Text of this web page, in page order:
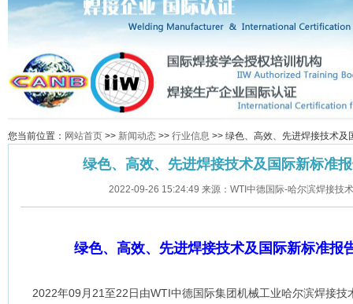
您当前位置： 网站首页 >> 新闻动态 >> 行业信息 >> 绿色、高效、先进焊接技术
绿色、高效、先进焊接技术及国际新标准
2022-09-26 15:24:49 来源：WTI中德国际-哈尔滨焊接技
绿色、高效、先进焊接技术及国际新标准报
2022年09月21至22日由WTI中德国际集团机械工业哈尔滨焊接技